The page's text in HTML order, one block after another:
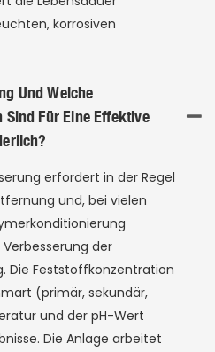
korrosiven
Und Welche
Für Eine Effektive
erfordert in der Regel
und, bei vielen
der
Die Feststoffkonzentration
(primär, sekundär,
und der pH-Wert
Die Anlage arbeitet